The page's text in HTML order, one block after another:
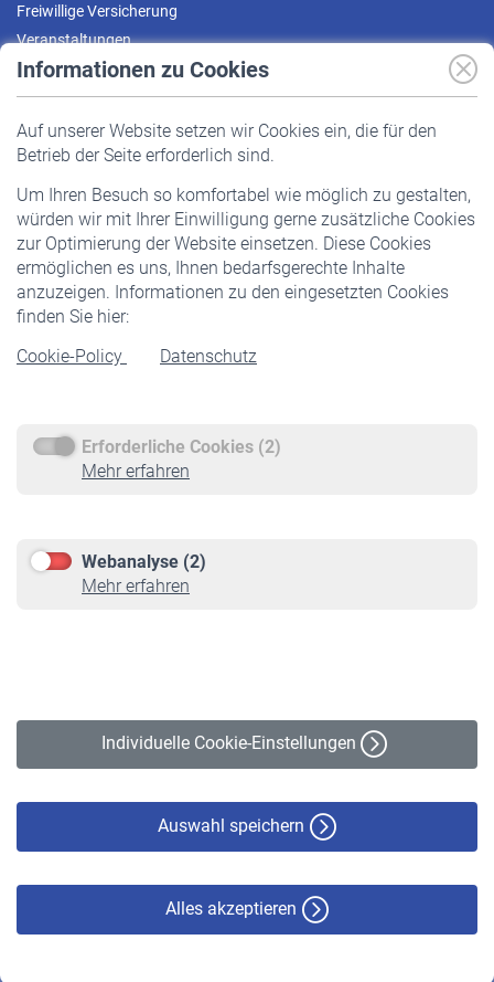
Informationen zu Cookies
Auf unserer Website setzen wir Cookies ein, die für den
Betrieb der Seite erforderlich sind.
Um Ihren Besuch so komfortabel wie möglich zu gestalten,
würden wir mit Ihrer Einwilligung gerne zusätzliche Cookies
zur Optimierung der Website einsetzen. Diese Cookies
ermöglichen es uns, Ihnen bedarfsgerechte Inhalte
anzuzeigen. Informationen zu den eingesetzten Cookies
finden Sie hier:
Cookie-Policy
Datenschutz
Erforderliche Cookies (2)
Mehr erfahren
Webanalyse (2)
Mehr erfahren
Individuelle Cookie-Einstellungen
Auswahl speichern
Alles akzeptieren
Freiwillige Versicherung
Veranstaltungen
Pflichtversicherung
Staatliche Förderung
Veranstaltungen
Rentner
Rentenbeginn
Rente beantragen
Service
Informationen
Online-Rechner
VBLnewsletter
Erklärung zur Barrierefreiheit
© VBL 2026